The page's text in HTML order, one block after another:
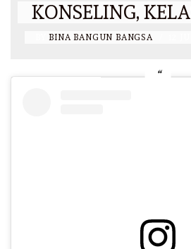
KONSELING,
BINA BANGUN BANGSA